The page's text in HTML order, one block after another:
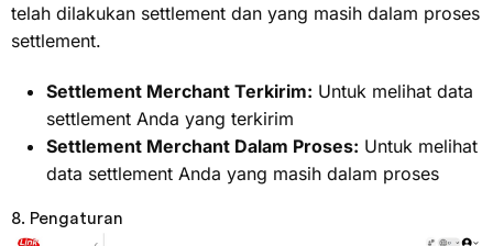
telah dilakukan settlement dan yang masih dalam proses
settlement.
Settlement Merchant Terkirim: Untuk melihat data
settlement Anda yang terkirim
Settlement Merchant Dalam Proses: Untuk melihat
data settlement Anda yang masih dalam proses
8. Pengaturan